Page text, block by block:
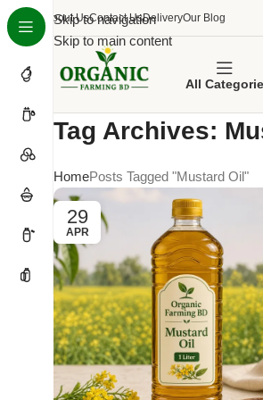
Skip to navigation
Skip to main content
About UsContact UsDeliveryOur Blog
All
Tag Archives:
HomePosts Tagged "Mustard Oil"
29
APR